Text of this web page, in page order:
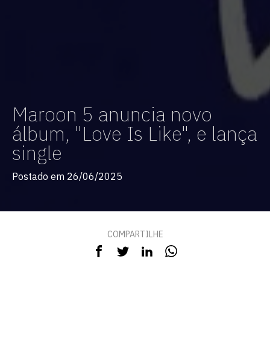
Maroon 5 anuncia novo
álbum, "Love Is Like", e lança
single
Postado em 26/06/2025
COMPARTILHE